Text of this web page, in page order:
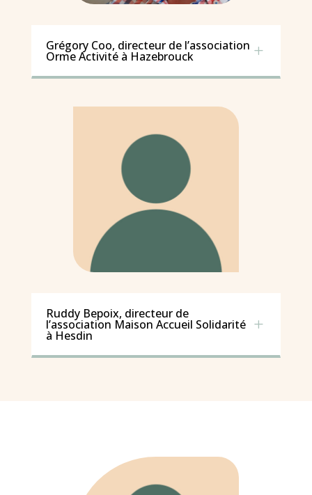
Grégory Coo, directeur de l’association
Orme Activité à Hazebrouck L
Ruddy Bepoix, directeur de
l’association Maison Accueil Solidarité
à Hesdin
L